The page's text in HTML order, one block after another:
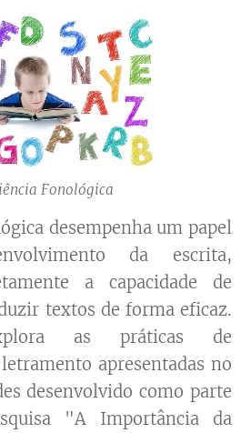
Fonológica
desempenha um papel
da escrita,
a capacidade de
textos de forma eficaz.
as práticas de
apresentadas no
desenvolvido como parte
"A Importância da